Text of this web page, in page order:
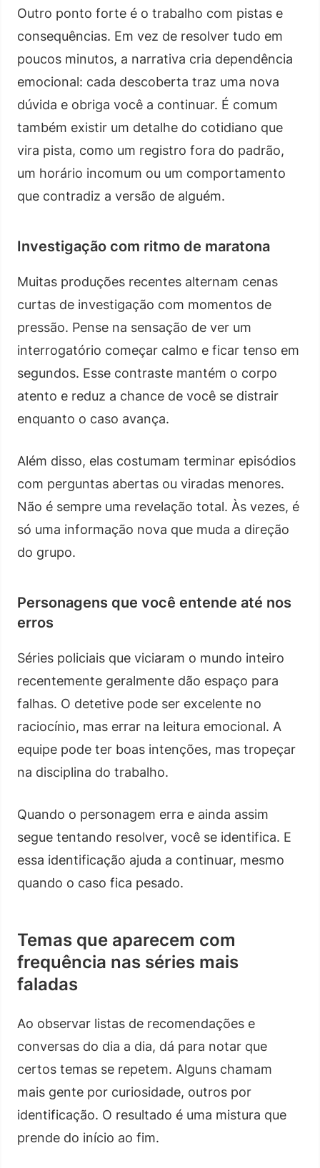
Outro ponto forte é o trabalho com pistas e
consequências. Em vez de resolver tudo em
poucos minutos, a narrativa cria dependência
emocional: cada descoberta traz uma nova
dúvida e obriga você a continuar. É comum
também existir um detalhe do cotidiano que
vira pista, como um registro fora do padrão,
um horário incomum ou um comportamento
que contradiz a versão de alguém.
Investigação com ritmo de maratona
Muitas produções recentes alternam cenas
curtas de investigação com momentos de
pressão. Pense na sensação de ver um
interrogatório começar calmo e ficar tenso em
segundos. Esse contraste mantém o corpo
atento e reduz a chance de você se distrair
enquanto o caso avança.
Além disso, elas costumam terminar episódios
com perguntas abertas ou viradas menores.
Não é sempre uma revelação total. Às vezes, é
só uma informação nova que muda a direção
do grupo.
Personagens que você entende até nos
erros
Séries policiais que viciaram o mundo inteiro
recentemente geralmente dão espaço para
falhas. O detetive pode ser excelente no
raciocínio, mas errar na leitura emocional. A
equipe pode ter boas intenções, mas tropeçar
na disciplina do trabalho.
Quando o personagem erra e ainda assim
segue tentando resolver, você se identifica. E
essa identificação ajuda a continuar, mesmo
quando o caso fica pesado.
Temas que aparecem com
frequência nas séries mais
faladas
Ao observar listas de recomendações e
conversas do dia a dia, dá para notar que
certos temas se repetem. Alguns chamam
mais gente por curiosidade, outros por
identificação. O resultado é uma mistura que
prende do início ao fim.